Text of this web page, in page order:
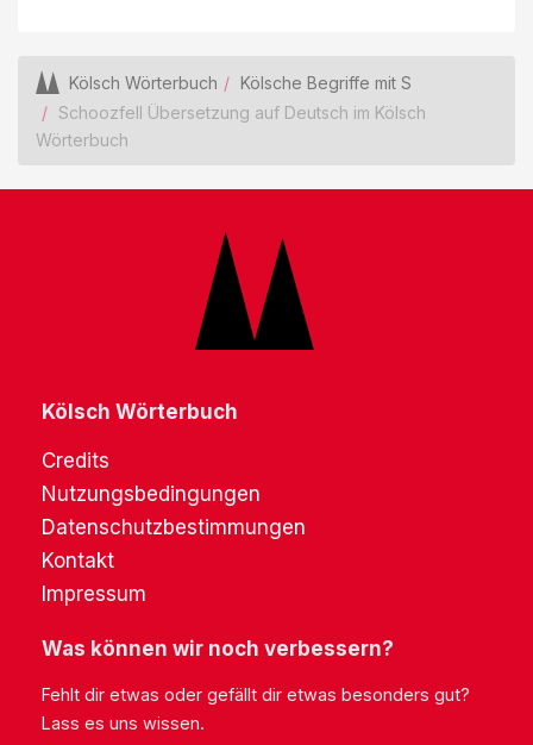
Kölsch Wörterbuch
Kölsche Begriffe mit S
Schoozfell Übersetzung auf Deutsch im Kölsch
Wörterbuch
Kölsch Wörterbuch
Credits
Nutzungsbedingungen
Datenschutzbestimmungen
Kontakt
Impressum
Was können wir noch verbessern?
Fehlt dir etwas oder gefällt dir etwas besonders gut?
Lass es uns wissen.